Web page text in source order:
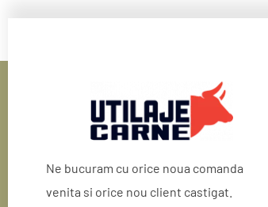
Ne bucuram cu orice noua comanda
venita si orice nou client castigat.